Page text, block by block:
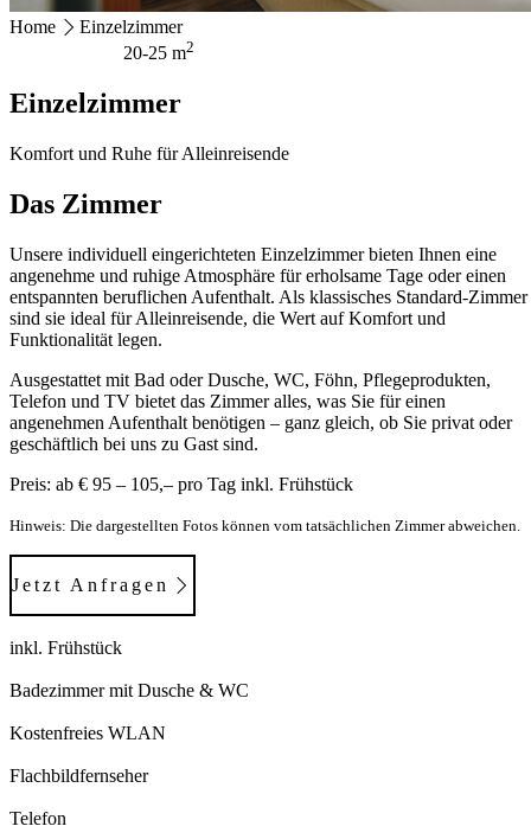
HOTEL MAGERL ***Superior
info@hotel-magerl.at
Home
Einzelzimmer
20-25 m2
Einzelzimmer
Komfort und Ruhe für Alleinreisende
Das Zimmer
Unsere individuell eingerichteten Einzelzimmer bieten Ihnen eine
angenehme und ruhige Atmosphäre für erholsame Tage oder einen
entspannten beruflichen Aufenthalt. Als klassisches Standard-Zimmer
sind sie ideal für Alleinreisende, die Wert auf Komfort und
Funktionalität legen.
Ausgestattet mit Bad oder Dusche, WC, Föhn, Pflegeprodukten,
Telefon und TV bietet das Zimmer alles, was Sie für einen
angenehmen Aufenthalt benötigen – ganz gleich, ob Sie privat oder
geschäftlich bei uns zu Gast sind.
Preis: ab € 95 – 105,– pro Tag inkl. Frühstück
Hinweis: Die dargestellten Fotos können vom tatsächlichen Zimmer abweichen.
Jetzt Anfragen
inkl. Frühstück
Badezimmer mit Dusche & WC
Kostenfreies WLAN
Flachbildfernseher
Telefon